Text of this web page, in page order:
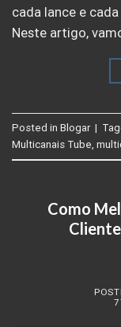
cada lance e
Neste artigo,
Posted in Blogar |
Multicanais Tube
Como